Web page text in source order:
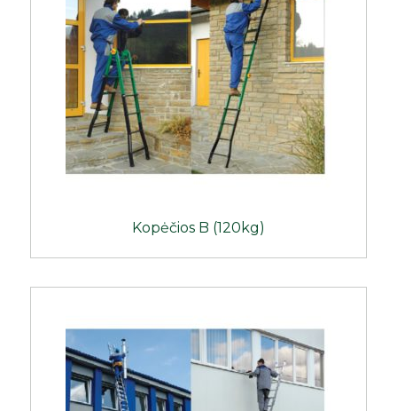
Kopėčios B (120kg)